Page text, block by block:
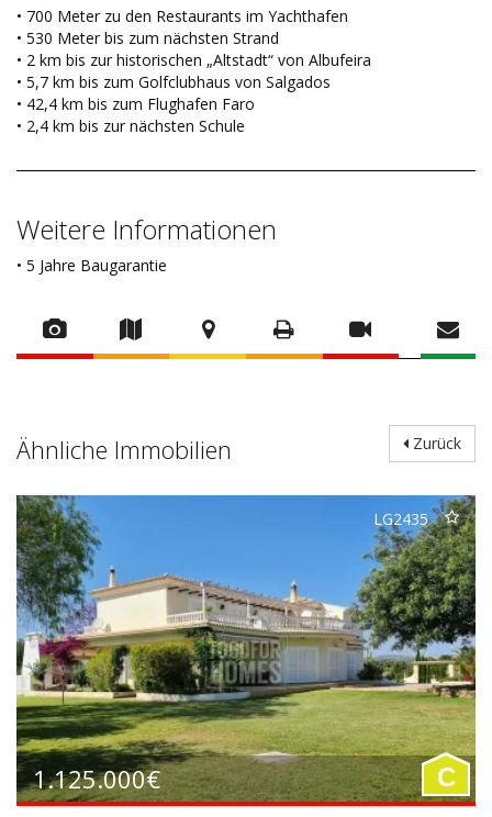
• 700 Meter zu den Restaurants im Yachthafen
• 530 Meter bis zum nächsten Strand
• 2 km bis zur historischen „Altstadt“ von Albufeira
• 5,7 km bis zum Golfclubhaus von Salgados
• 42,4 km bis zum Flughafen Faro
• 2,4 km bis zur nächsten Schule
Weitere Informationen
• 5 Jahre Baugarantie
Zurück
Ähnliche Immobilien
LG2435
1.125.000€ C